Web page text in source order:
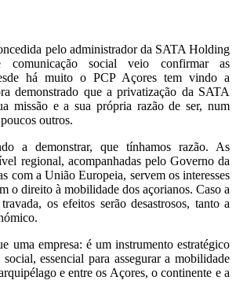
pelo administrador da SATA Holding
social veio confirmar as
há muito o PCP Açores tem vindo a
demonstrado que a privatização da SATA
missão e a sua própria razão de ser, num
outros.
a demonstrar, que tínhamos razão. As
regional, acompanhadas pelo Governo da
com a União Europeia, servem os interesses
o direito à mobilidade dos açorianos. Caso a
os efeitos serão desastrosos, tanto a
uma empresa: é um instrumento estratégico
essencial para assegurar a mobilidade
e entre os Açores, o continente e a